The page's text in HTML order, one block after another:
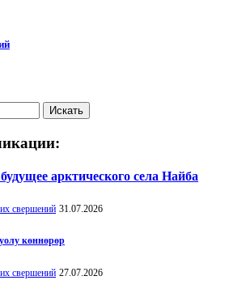
арктического села Найба
свершений 31.07.2026
көннөрөр
свершений 27.07.2026